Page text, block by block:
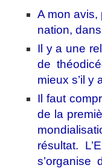
A mon avis,
nation,
Il y a une
de
mieux s’il y
Il faut
de la
résultat.
s’organise